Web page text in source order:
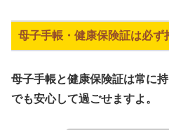
母子手帳・健康保険証は必ず
母子手帳と健康保険証は常に
でも安心して過ごせますよ。